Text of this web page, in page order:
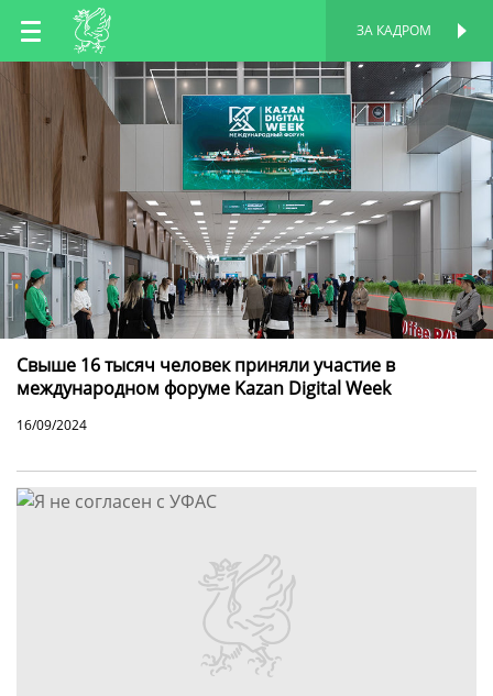
RU
EN
ЗА КАДРОМ
Свыше 16 тысяч человек приняли участие в
международном форуме Kazan Digital Week
16/09/2024
ПЕРСОНАЛЬНАЯ
СТРАНИЦА